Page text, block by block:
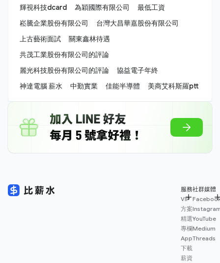
輝視科技dcard
為穎國際有限公司
最低工資
崧騰企業股份有限公司
台灣大昌華嘉股份有限公司
上古藝術面試
關東鑫林待遇
共茂工業股份有限公司的評論
麗光科技股份有限公司的評論
協益電子年終
神達電腦 薪水
中勤實業 佳能半導體 美商艾科斯羅ptt
服務
VIP
方案
精選
專欄
App
下載
薪資
社群媒體
YouTube
Medium
Threads